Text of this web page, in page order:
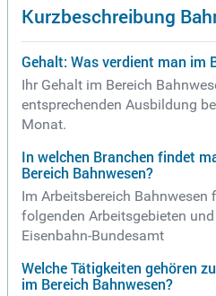
Kurzbeschreibung
Gehalt: Was verdient man im
Ihr Gehalt im Bereich
entsprechenden Ausbildung
Monat.
In welchen Branchen findet
Bereich Bahnwesen?
Im Arbeitsbereich Bahnwesen
folgenden Arbeitsgebieten
Eisenbahn-Bundesamt
Welche Tätigkeiten gehören
im Bereich Bahnwesen?